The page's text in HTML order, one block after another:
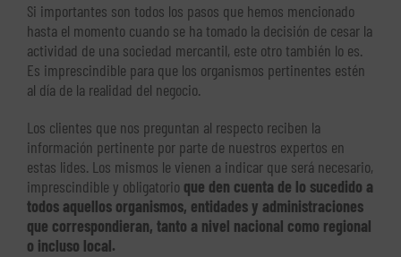
Si importantes son todos los pasos que hemos mencionado
hasta el momento cuando se ha tomado la decisión de cesar la
actividad de una sociedad mercantil, este otro también lo es.
Es imprescindible para que los organismos pertinentes estén
al día de la realidad del negocio.
Los clientes que nos preguntan al respecto reciben la
información pertinente por parte de nuestros expertos en
estas lides. Los mismos le vienen a indicar que será necesario,
imprescindible y obligatorio que den cuenta de lo sucedido a
todos aquellos organismos, entidades y administraciones
que correspondieran, tanto a nivel nacional como regional
o incluso local.